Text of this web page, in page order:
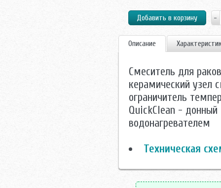
Описание
Смеситель для
керамический узел
ограничитель
QuickClean -
водонагревателем
Техническая